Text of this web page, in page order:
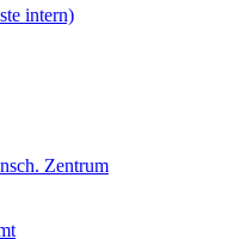
intern)
Zentrum